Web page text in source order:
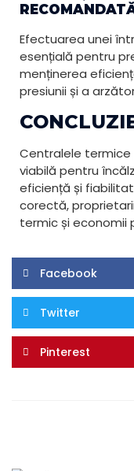
Efectuarea unei
esențială pentru
menținerea
presiunii și a
Centralele
viabilă pentru
eficiență și
corectă,
termic și economii
Facebook
Twitter
Pinterest